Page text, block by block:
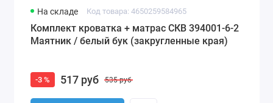
На складе Код товара: 4650259584965
Комплект кроватка + матрас СКВ 394001-6-2
Маятник / белый бук (закругленные края)
-3 % 517 руб 535 руб